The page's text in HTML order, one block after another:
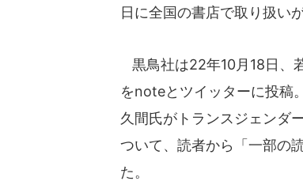
日に全国の書店で取り扱い
黒鳥社は22年10月18日、
をnoteとツイッターに投稿
久間氏がトランスジェンダ
ついて、読者から「一部の
た。